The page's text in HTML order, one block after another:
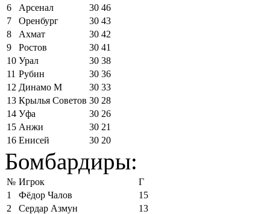
6
Арсенал 30 46
7
Оренбург 30 43
8
Ахмат 30 42
9
Ростов 30 41
10 Урал 30 38
11 Рубин 30 36
12 Динамо М 30 33
13 Крылья Советов 30 28
14 Уфа 30 26
15 Анжи 30 21
16 Енисей 30 20
Бомбардиры:
№ Игрок
Г
1
Фёдор Чалов
15
2
Сердар Азмун
13